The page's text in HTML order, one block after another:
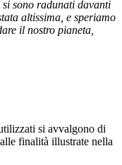
si sono radunati davanti
altissima, e speriamo
il nostro pianeta,
si avvalgono di
finalità illustrate nella